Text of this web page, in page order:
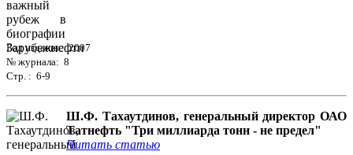
Год издания: 2007
№ журнала: 8
Стр. : 6-9
Ш.Ф. Тахаутдинов, генеральный директор ОАО
Татнефть "Три миллиарда тонн - не предел"
Читать статью